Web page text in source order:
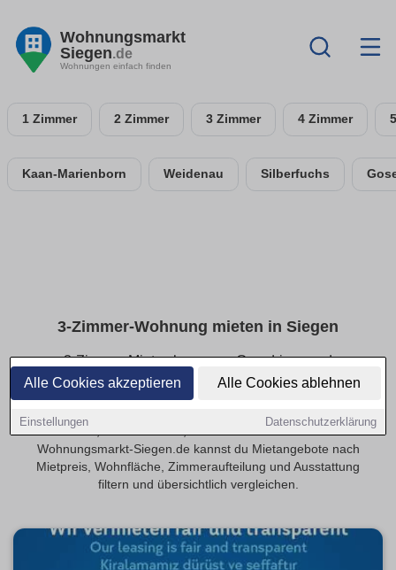
Alle Cookies akzeptieren Alle Cookies ablehnen
Einstellungen Datenschutzerklärung
Wohnungsmarkt
Siegen.de
Wohnungen einfach finden
1 Zimmer 2 Zimmer 3 Zimmer 4 Zimmer
Kaan-Marienborn Weidenau Silberfuchs
3-Zimmer-Wohnung mieten in Siegen
3-Zimmer-Mietwohnungen: Grundrisse und
Ausstattung im Überblick
Familien, WGs oder alle, die mehr Platz möchten. Auf
Wohnungsmarkt-Siegen.de kannst du Mietangebote nach
Mietpreis, Wohnfläche, Zimmeraufteilung und Ausstattung
filtern und übersichtlich vergleichen.